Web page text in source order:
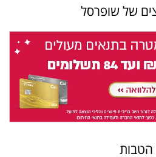
של שופרסל
הטבות